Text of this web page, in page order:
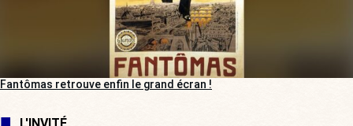
Fantômas retrouve enfin le grand écran !
L'INVITÉ